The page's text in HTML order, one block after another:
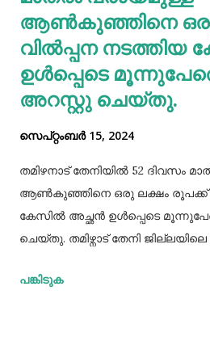
കാൽസ്യ...
ആണ്‍കുഞ്ഞിനെ ഒരു
വില്‍പ്പന നടത്തിയ
ഉള്‍പ്പെടെ
അറസ്റ്റു ചെയ്തു.
സെപ്റ്റംബർ 15, 2024
തമിഴനാട് തേനിയില്‍ 52 ദിവസം
ആണ്‍കുഞ്ഞിനെ ഒരു ലക്ഷം രൂപക്ക്
കേസില്‍ അച്ഛൻ ഉള്‍പ്പെടെ
ചെയ്തു. തമിഴ്നാട് തേനി
സ്വദേശികളായ ദമ്ബതികളുമാണ്
പങ്കിടുക